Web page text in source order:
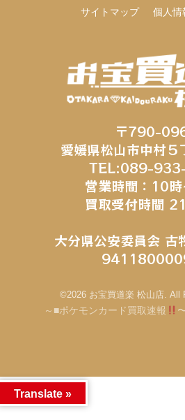
サイトマップ 個人情
〒790-
愛媛県松山市中村５
TEL:089-
営業時間：10
買取受付時間
大分県公安委員会 古
©2026 お宝買道楽 松山店. All
～■ポケモンカード買取速報
Translate »